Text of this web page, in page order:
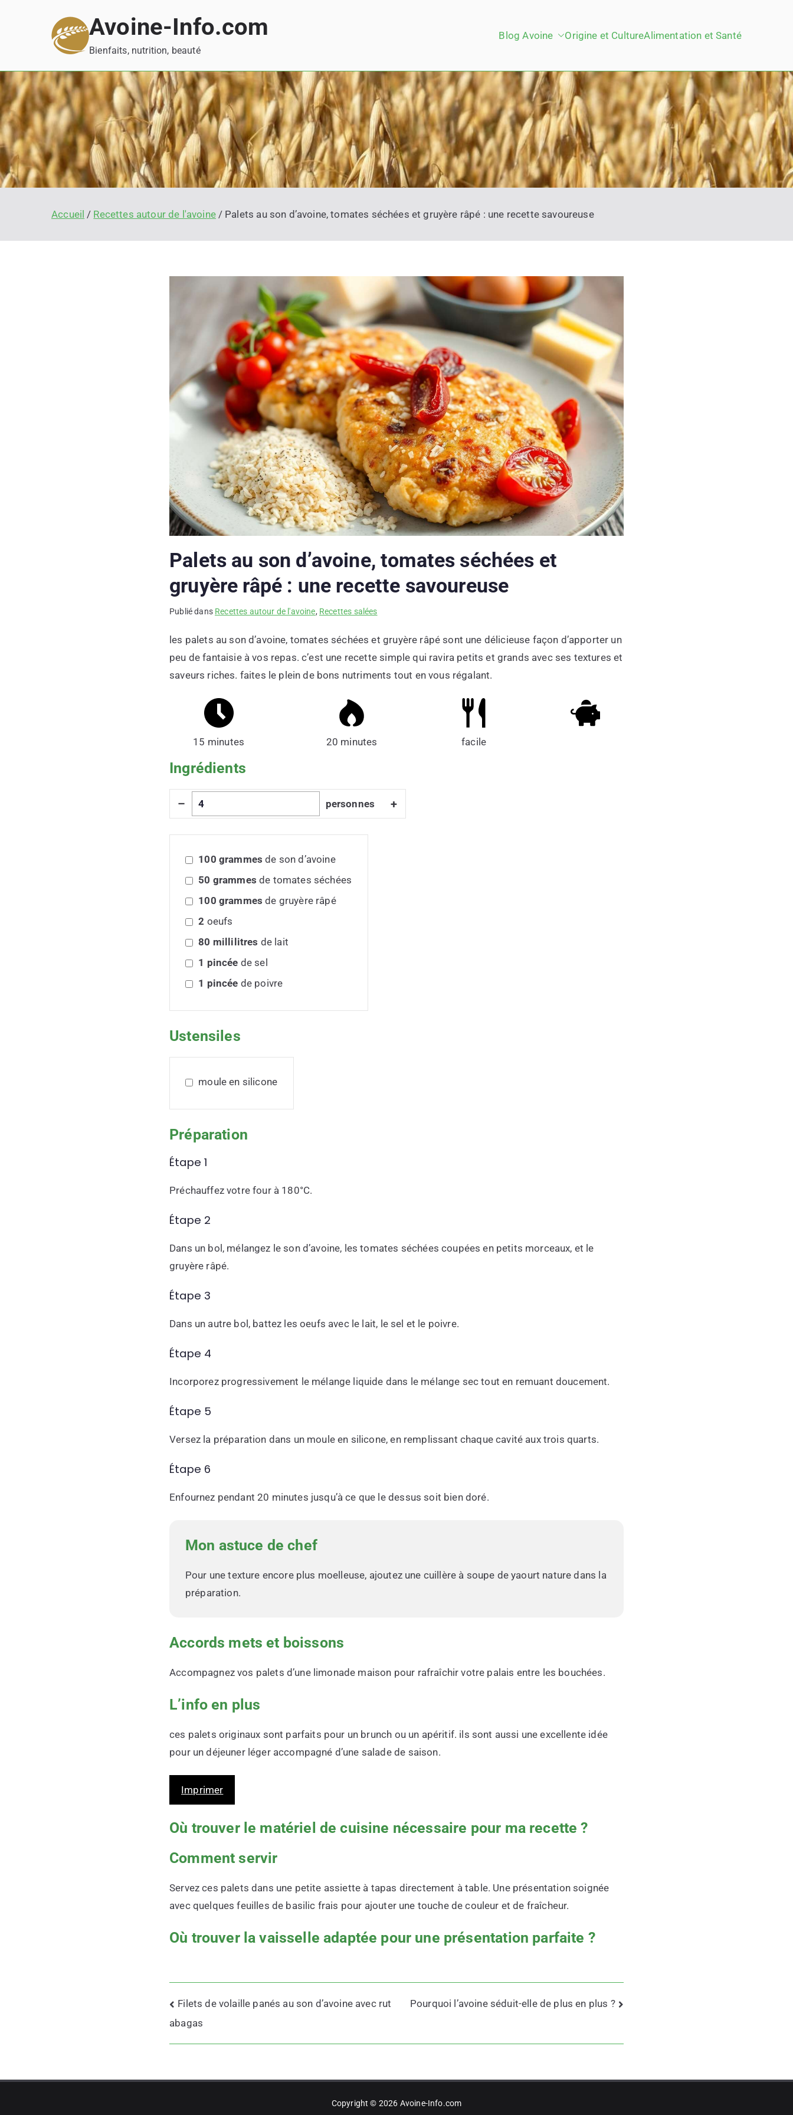
Avoine-Info.com
Bienfaits, nutrition, beauté
Blog Avoine Origine et CultureAlimentation et Santé
Accueil Recettes autour de l'avoine Palets au son d’avoine, tomates séchées et gruyère râpé : une recette savoureuse
Palets au son d’avoine, tomates séchées et
gruyère râpé : une recette savoureuse
Publié dans Recettes autour de l'avoine, Recettes salées
les palets au son d’avoine, tomates séchées et gruyère râpé sont une délicieuse façon d’apporter un
peu de fantaisie à vos repas. c’est une recette simple qui ravira petits et grands avec ses textures et
saveurs riches. faites le plein de bons nutriments tout en vous régalant.
15 minutes 20 minutes facile
Ingrédients
– personnes +
100 grammes de son d’avoine
50 grammes de tomates séchées
100 grammes de gruyère râpé
2 oeufs
80 millilitres de lait
1 pincée de sel
1 pincée de poivre
Ustensiles
moule en silicone
Préparation
Étape 1
Préchauffez votre four à 180°C.
Étape 2
Dans un bol, mélangez le son d’avoine, les tomates séchées coupées en petits morceaux, et le
gruyère râpé.
Étape 3
Dans un autre bol, battez les oeufs avec le lait, le sel et le poivre.
Étape 4
Incorporez progressivement le mélange liquide dans le mélange sec tout en remuant doucement.
Étape 5
Versez la préparation dans un moule en silicone, en remplissant chaque cavité aux trois quarts.
Étape 6
Enfournez pendant 20 minutes jusqu’à ce que le dessus soit bien doré.
Mon astuce de chef
Pour une texture encore plus moelleuse, ajoutez une cuillère à soupe de yaourt nature dans la
préparation.
Accords mets et boissons
Accompagnez vos palets d’une limonade maison pour rafraîchir votre palais entre les bouchées.
L’info en plus
ces palets originaux sont parfaits pour un brunch ou un apéritif. ils sont aussi une excellente idée
pour un déjeuner léger accompagné d’une salade de saison.
Imprimer
Où trouver le matériel de cuisine nécessaire pour ma recette ?
Comment servir
Servez ces palets dans une petite assiette à tapas directement à table. Une présentation soignée
avec quelques feuilles de basilic frais pour ajouter une touche de couleur et de fraîcheur.
Où trouver la vaisselle adaptée pour une présentation parfaite ?
Navigation
de
l’article
Filets de volaille panés au son d’avoine avec rut
abagas
Pourquoi l’avoine séduit-elle de plus en plus ?
Copyright © 2026 Avoine-Info.com